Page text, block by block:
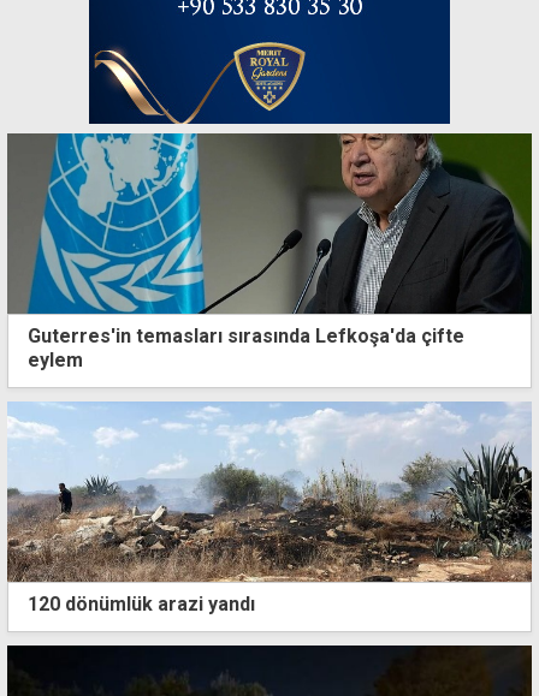
Guterres'in temasları sırasında Lefkoşa'da çifte
eylem
120 dönümlük arazi yandı